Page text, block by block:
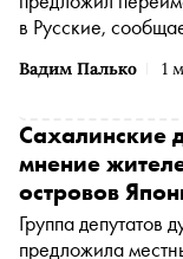
Вадим Палько 1
в Русские,
Сахалинские
мнение
островов
Группа депутатов
предложила